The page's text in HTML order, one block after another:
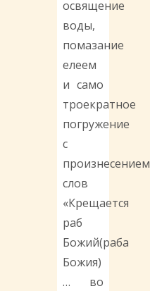
освящение
воды,
помазание
елеем
и само
троекратное
погружение
с
произнесением
слов
«Крещается
раб
Божий(раба
Божия)
… во